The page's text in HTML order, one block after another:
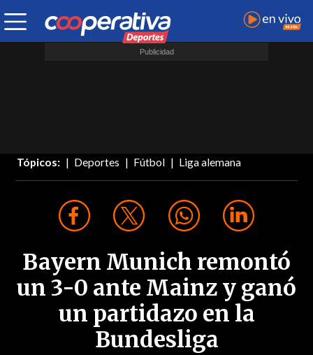
Tópicos: Deportes Fútbol Liga alemana
Bayern Munich remontó
un 3-0 ante Mainz y ganó
un partidazo en la
Bundesliga